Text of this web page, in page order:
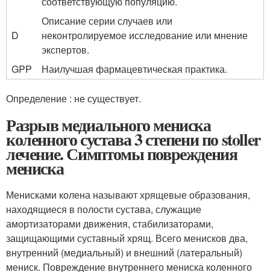
D
Описание серии случаев или
неконтролируемое исследование или мнение
экспертов.
GPP
Наилучшая фармацевтическая практика.
Определение : не существует.
Разрыв медиального мениска
коленного сустава 3 степени по stoller
лечение. Симптомы повреждения
мениска
Менисками колена называют хрящевые образования,
находящиеся в полости сустава, служащие
амортизаторами движения, стабилизаторами,
защищающими суставный хрящ. Всего менисков два,
внутренний (медиальный) и внешний (латеральный)
мениск. Повреждение внутреннего мениска коленного